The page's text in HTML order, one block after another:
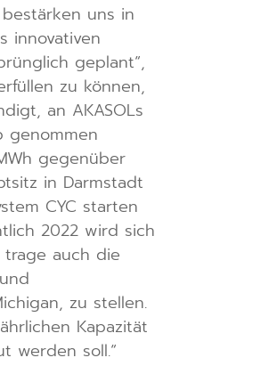
uns in
innovativen
geplant“,
zu können,
an AKASOLs
genommen
gegenüber
in Darmstadt
CYC starten
2022 wird sich
trage auch die
zu stellen.
Kapazität
werden soll.“